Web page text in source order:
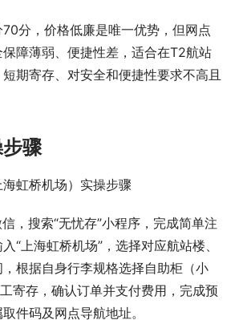
分，价格低廉是唯一优势，但网点
障薄弱、便捷性差，适合在T2航站
期寄存、对安全和便捷性要求不高且
骤
虹桥机场）实操步骤
，搜索“无忧存”小程序，完成简单注
“上海虹桥机场”，选择对应航站楼、
根据自身行李规格选择自助柜（小
寄存，确认订单并支付费用，完成预
件码及网点导航地址。